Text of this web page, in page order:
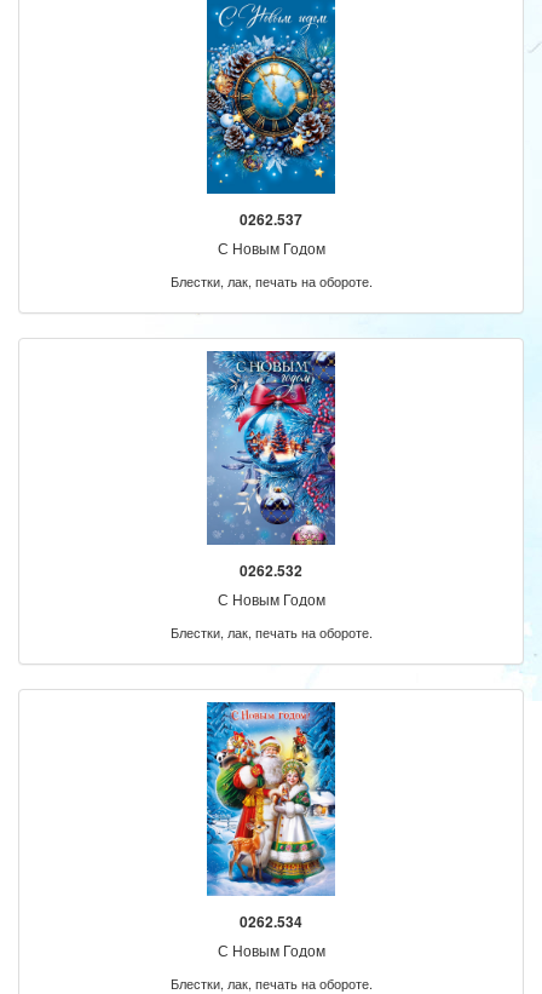
0262.537
С Новым Годом
Блестки, лак, печать на обороте.
0262.532
С Новым Годом
Блестки, лак, печать на обороте.
0262.534
С Новым Годом
Блестки, лак, печать на обороте.